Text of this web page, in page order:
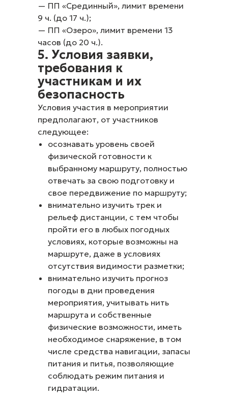
— ПП «Срединный», лимит времени
9 ч. (до 17 ч.);
— ПП «Озеро», лимит времени 13
часов (до 20 ч.).
5. Условия заявки,
требования к
участникам и их
безопасность
Условия участия в мероприятии
предполагают, от участников
следующее:
осознавать уровень своей
физической готовности к
выбранному маршруту, полностью
отвечать за свою подготовку и
свое передвижение по маршруту;
внимательно изучить трек и
рельеф дистанции, с тем чтобы
пройти его в любых погодных
условиях, которые возможны на
маршруте, даже в условиях
отсутствия видимости разметки;
внимательно изучить прогноз
погоды в дни проведения
мероприятия, учитывать нить
маршрута и собственные
физические возможности, иметь
необходимое снаряжение, в том
числе средства навигации, запасы
питания и питья, позволяющие
соблюдать режим питания и
гидратации.